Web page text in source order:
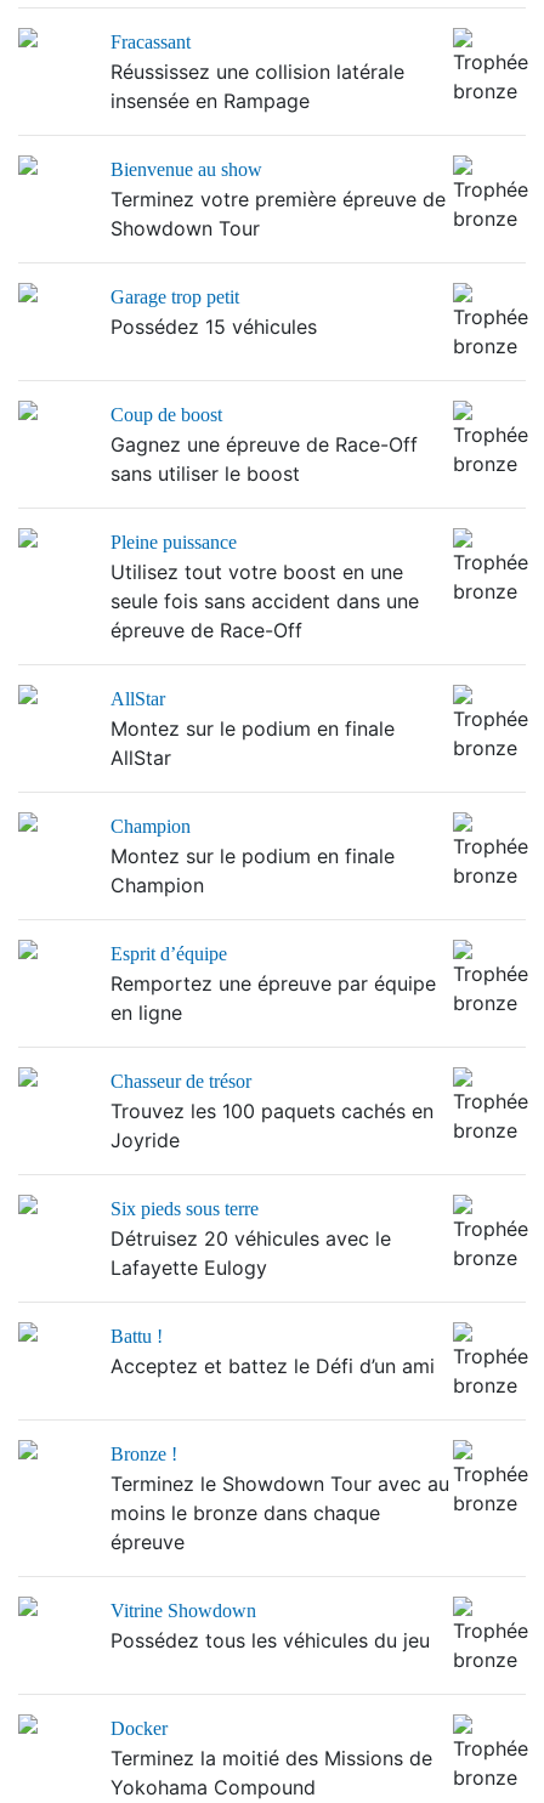
Fracassant
Réussissez une collision latérale
insensée en Rampage
Bienvenue au show
Terminez votre première épreuve de
Showdown Tour
Garage trop petit
Possédez 15 véhicules
Coup de boost
Gagnez une épreuve de Race-Off
sans utiliser le boost
Pleine puissance
Utilisez tout votre boost en une
seule fois sans accident dans une
épreuve de Race-Off
AllStar
Montez sur le podium en finale
AllStar
Champion
Montez sur le podium en finale
Champion
Esprit d’équipe
Remportez une épreuve par équipe
en ligne
Chasseur de trésor
Trouvez les 100 paquets cachés en
Joyride
Six pieds sous terre
Détruisez 20 véhicules avec le
Lafayette Eulogy
Battu !
Acceptez et battez le Défi d’un ami
Bronze !
Terminez le Showdown Tour avec au
moins le bronze dans chaque
épreuve
Vitrine Showdown
Possédez tous les véhicules du jeu
Docker
Terminez la moitié des Missions de
Yokohama Compound